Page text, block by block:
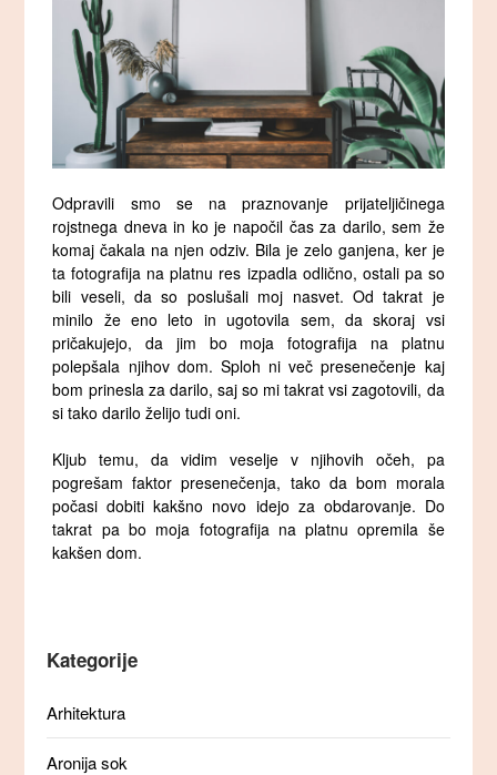
Odpravili smo se na praznovanje prijateljičinega
rojstnega dneva in ko je napočil čas za darilo, sem že
komaj čakala na njen odziv. Bila je zelo ganjena, ker je
ta fotografija na platnu res izpadla odlično, ostali pa so
bili veseli, da so poslušali moj nasvet. Od takrat je
minilo že eno leto in ugotovila sem, da skoraj vsi
pričakujejo, da jim bo moja fotografija na platnu
polepšala njihov dom. Sploh ni več presenečenje kaj
bom prinesla za darilo, saj so mi takrat vsi zagotovili, da
si tako darilo želijo tudi oni.
Kljub temu, da vidim veselje v njihovih očeh, pa
pogrešam faktor presenečenja, tako da bom morala
počasi dobiti kakšno novo idejo za obdarovanje. Do
takrat pa bo moja fotografija na platnu opremila še
kakšen dom.
Kategorije
Arhitektura
Aronija sok